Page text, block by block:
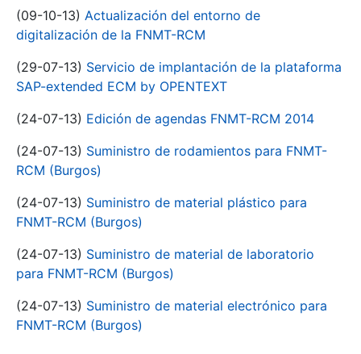
(09-10-13) Actualización del entorno de
digitalización de la FNMT-RCM
(29-07-13) Servicio de implantación de la plataforma
SAP-extended ECM by OPENTEXT
(24-07-13) Edición de agendas FNMT-RCM 2014
(24-07-13) Suministro de rodamientos para FNMT-
RCM (Burgos)
(24-07-13) Suministro de material plástico para
FNMT-RCM (Burgos)
(24-07-13) Suministro de material de laboratorio
para FNMT-RCM (Burgos)
(24-07-13) Suministro de material electrónico para
FNMT-RCM (Burgos)